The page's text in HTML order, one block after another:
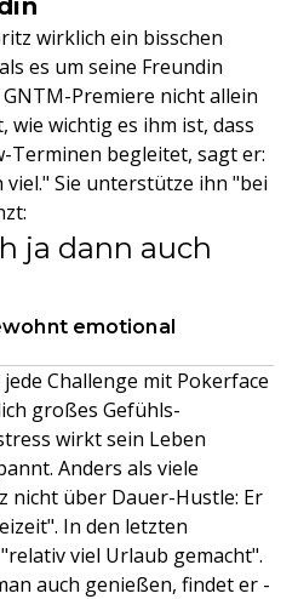
wirklich ein bisschen
es um seine Freundin
Premiere nicht allein
wichtig es ihm ist, dass
Terminen begleitet, sagt er:
Sie unterstütze ihn "bei
ja dann auch
emotional
Challenge mit Pokerface
großes Gefühls-
wirkt sein Leben
Anders als viele
nicht über Dauer-Hustle: Er
In den letzten
viel Urlaub gemacht".
auch genießen, findet er -